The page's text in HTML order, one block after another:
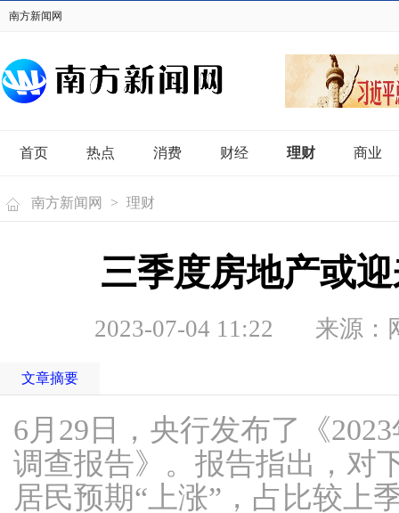
南方新闻网
首页 热点 消费 财经 理财 商业
南方新闻网 > 理财
三季度房地产或
2023-07-04 11:22 来源：
文章摘要
6月29日，央行发布了《
调查报告》。报告指出，对
居民预期“上涨”，占比较上